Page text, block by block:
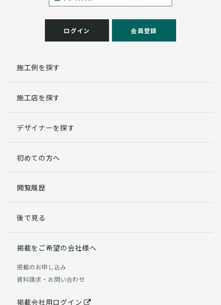
るために業務の一部を外部に委託しており、業務委託先
客様には、貴殿の個人情報の利用目的の通知、開示、訂
理・機密保持などによりお客様の個人情報の漏洩防止に
個人情報提出の任意性
す。
らかじめご了承ください。
個人情報の開示請求について
る権利があります。
「個人情報の取り扱いについて」
【お問合せ先】 個人情報問合せ窓口
TEL：03-5411-7891（平日9:00 ～ 18:00）
ログイン 会員登録
施工例を探す
施工店を探す
デザイナーを探す
初めての方へ
閲覧履歴
後で見る
掲載をご希望の会社様へ
掲載のお申し込み
資料請求・お問い合わせ
掲載会社用ログイン